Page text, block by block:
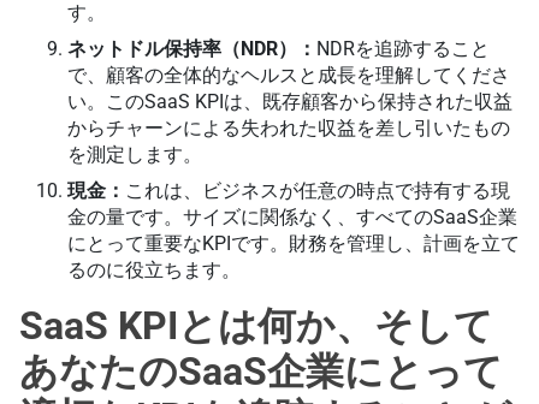
す。
ネットドル保持率（NDR）： NDRを追跡すること
で、顧客の全体的なヘルスと成長を理解してくださ
い。このSaaS KPIは、既存顧客から保持された収益
からチャーンによる失われた収益を差し引いたもの
を測定します。
現金： これは、ビジネスが任意の時点で持有する現
金の量です。サイズに関係なく、すべてのSaaS企業
にとって重要なKPIです。財務を管理し、計画を立て
るのに役立ちます。
SaaS KPIとは何か、そして
あなたのSaaS企業にとって